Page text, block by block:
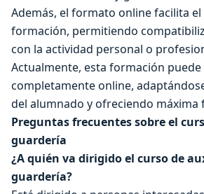
Además, el formato online facilita el
formación, permitiendo
con la actividad personal o
Actualmente, esta formación
completamente online,
del alumnado y ofreciendo máxima
Preguntas frecuentes sobre el
guardería
¿A quién va dirigido el curso de
guardería?